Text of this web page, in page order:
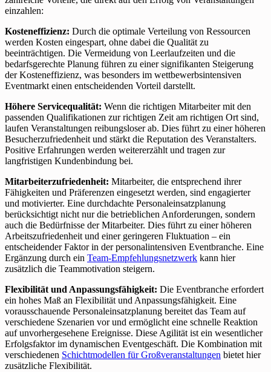
einzahlen:
Kosteneffizienz: Durch die optimale Verteilung von Ressourcen
werden Kosten eingespart, ohne dabei die Qualität zu
beeinträchtigen. Die Vermeidung von Leerlaufzeiten und die
bedarfsgerechte Planung führen zu einer signifikanten Steigerung
der Kosteneffizienz, was besonders im wettbewerbsintensiven
Eventmarkt einen entscheidenden Vorteil darstellt.
Höhere Servicequalität: Wenn die richtigen Mitarbeiter mit den
passenden Qualifikationen zur richtigen Zeit am richtigen Ort sind,
laufen Veranstaltungen reibungsloser ab. Dies führt zu einer höheren
Besucherzufriedenheit und stärkt die Reputation des Veranstalters.
Positive Erfahrungen werden weitererzählt und tragen zur
langfristigen Kundenbindung bei.
Mitarbeiterzufriedenheit: Mitarbeiter, die entsprechend ihrer
Fähigkeiten und Präferenzen eingesetzt werden, sind engagierter
und motivierter. Eine durchdachte Personaleinsatzplanung
berücksichtigt nicht nur die betrieblichen Anforderungen, sondern
auch die Bedürfnisse der Mitarbeiter. Dies führt zu einer höheren
Arbeitszufriedenheit und einer geringeren Fluktuation – ein
entscheidender Faktor in der personalintensiven Eventbranche. Eine
Ergänzung durch ein Team-Empfehlungsnetzwerk kann hier
zusätzlich die Teammotivation steigern.
Flexibilität und Anpassungsfähigkeit: Die Eventbranche erfordert
ein hohes Maß an Flexibilität und Anpassungsfähigkeit. Eine
vorausschauende Personaleinsatzplanung bereitet das Team auf
verschiedene Szenarien vor und ermöglicht eine schnelle Reaktion
auf unvorhergesehene Ereignisse. Diese Agilität ist ein wesentlicher
Erfolgsfaktor im dynamischen Eventgeschäft. Die Kombination mit
verschiedenen Schichtmodellen für Großveranstaltungen bietet hier
zusätzliche Flexibilität.